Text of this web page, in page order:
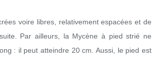
voire libres, relativement espacées et de
Par ailleurs, la Mycène à pied strié ne
: il peut atteindre 20 cm. Aussi, le pied est